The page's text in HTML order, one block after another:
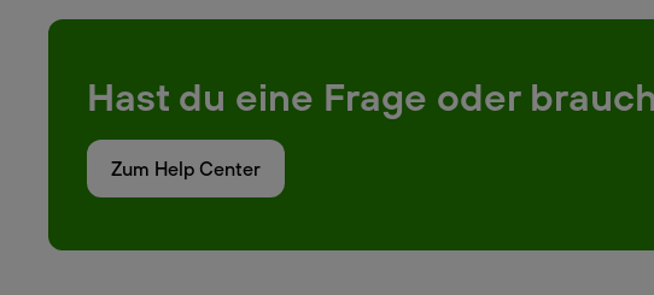
Hast du eine Frage oder
Zum Help Center